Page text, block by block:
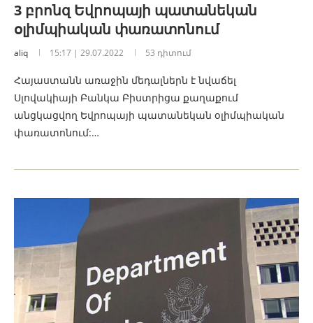
3 բրոնզ Եվրոպայի պատանեկան
օլիմպիական փառատոնում
aliq 15:17 | 29.07.2022 53 դիտում
Հայաստանն առաջին մեդալներն է նվաճել
Սլովակիայի Բանկա Բիստրիցա քաղաքում
անցկացվող Եվրոպայի պատանեկան օլիմպիական
փառատոնում:…